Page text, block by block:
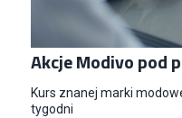
Akcje Modivo pod
Kurs znanej marki
tygodni